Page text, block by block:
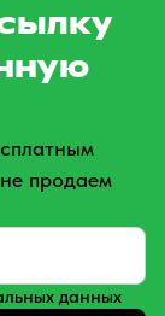
продаем
данных